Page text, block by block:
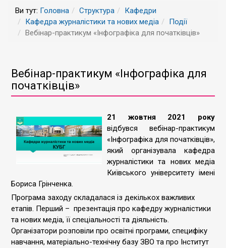
Ви тут: Головна Структура
Кафедри
Кафедра журналістики та нових медіа
Події
Вебінар-практикум «Інфографіка для початківців»
Вебінар-практикум «Інфографіка для
початківців»
21
жовтня 2021 року
відбувся вебінар-практикум
«Інфографіка для початківців»,
який організувала кафедра
журналістики та нових медіа
Київського університету імені
Бориса Грінченка.
Програма заходу складалася із декількох важливих
етапів. Перший – презентація про кафедру журналістики
та нових медіа, її спеціальності та діяльність.
Організатори розповіли про освітні програми, специфіку
навчання, матеріально-технічну базу ЗВО та про Інститут